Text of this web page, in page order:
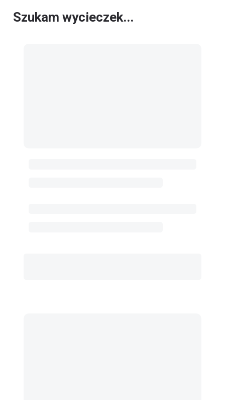
Szukam wycieczek...